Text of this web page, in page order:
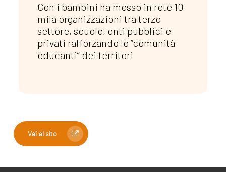
Con i bambini ha messo in rete 10
mila organizzazioni tra terzo
settore, scuole, enti pubblici e
privati rafforzando le “comunità
educanti” dei territori
Vai al sito